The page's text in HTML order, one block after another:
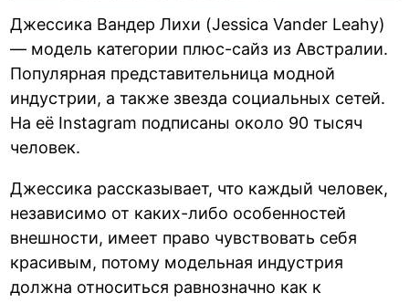
Джессика Вандер Лихи (Jessica Vander Leahy)
— модель категории плюс-сайз из Австралии.
Популярная представительница модной
индустрии, а также звезда социальных сетей.
На её Instagram подписаны около 90 тысяч
человек.
Джессика рассказывает, что каждый человек,
независимо от каких-либо особенностей
внешности, имеет право чувствовать себя
красивым, потому модельная индустрия
должна относиться равнозначно как к